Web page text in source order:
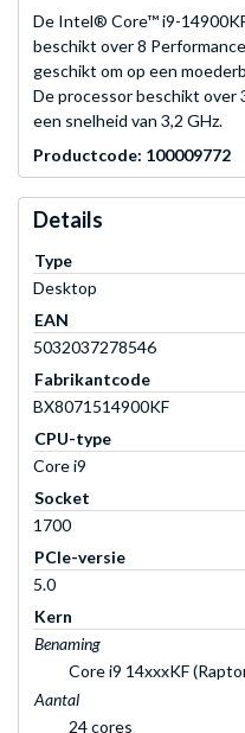
De Intel® Core™ i9-
beschikt over 8
geschikt om op een
De processor beschikt over
een snelheid van 3,2 GHz.
Productcode: 100009772
Details
Type
Desktop
EAN
5032037278546
Fabrikantcode
BX8071514900KF
CPU-type
Core i9
Socket
1700
PCIe-versie
5.0
Kern
Benaming
Core i9 14xxxKF
Aantal
24 cores